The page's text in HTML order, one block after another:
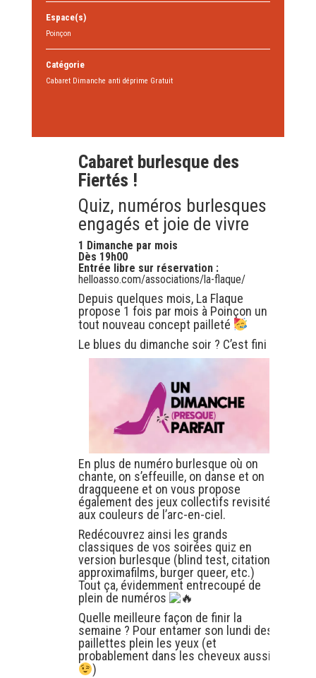
Espace(s)
Poinçon
Catégorie
Cabaret Dimanche anti déprime Gratuit
Cabaret burlesque des
Fiertés !
Quiz, numéros burlesques
engagés et joie de vivre
1 Dimanche par mois
Dès 19h00
Entrée libre sur réservation :
helloasso.com/associations/la-flaque/
Depuis quelques mois, La Flaque
propose 1 fois par mois à Poinçon un
tout nouveau concept pailleté
Le blues du dimanche soir ? C’est fini !
En plus de numéro burlesque où on
chante, on s’effeuille, on danse et on
dragqueene et on vous propose
également des jeux collectifs revisités
aux couleurs de l’arc-en-ciel.
Redécouvrez ainsi les grands
classiques de vos soirées quiz en
version burlesque (blind test, citations,
approximafilms, burger queer, etc.)
Tout ça, évidemment entrecoupé de
plein de numéros
Quelle meilleure façon de finir la
semaine ? Pour entamer son lundi des
paillettes plein les yeux (et
probablement dans les cheveux aussi…
)